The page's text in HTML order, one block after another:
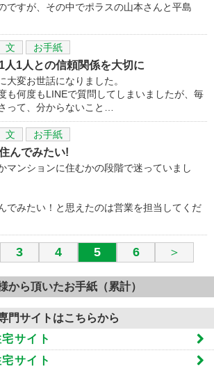
ですが、その中でポラスの山本さんと平島
文 お手紙
人1人との信頼関係を大切に
大変お世話になりました。
も何度もLINEで質問してしまいましたが、毎
って、分からないこと…
文 お手紙
んでみたい!
マンションに住むかの段階で迷っていまし
でみたい！と思えたのは営業を担当してくだ
3 4 5 6 ＞
から頂いたお手紙（累計）
門サイトはこちらから
サイト
サイト